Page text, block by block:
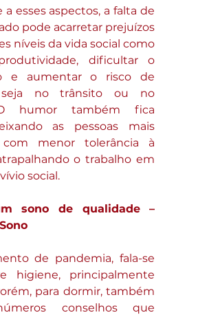
esses aspectos, a falta de
pode acarretar prejuízos
níveis da vida social como
dificultar o
e aumentar o risco de
seja no trânsito ou no
humor também fica
as pessoas mais
menor tolerância à
o trabalho em
social.
sono de qualidade –
de pandemia, fala-se
higiene, principalmente
para dormir, também
conselhos que